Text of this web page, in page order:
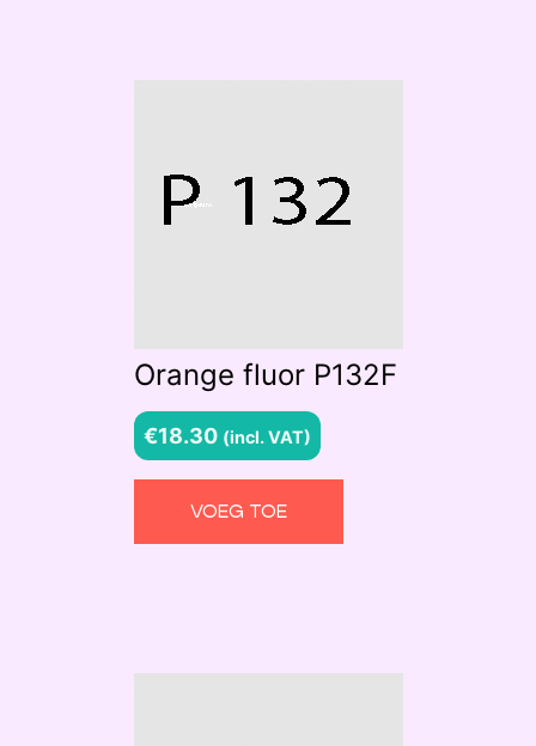
Orange fluor P132F
€18.30 (incl. VAT)
VOEG TOE